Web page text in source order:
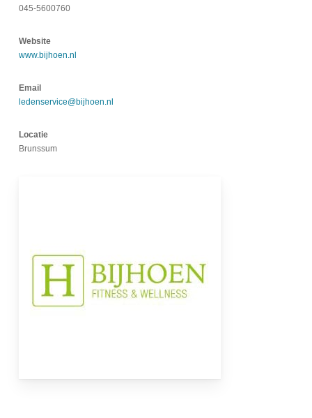
045-5600760
Website
www.bijhoen.nl
Email
ledenservice@bijhoen.nl
Locatie
Brunssum